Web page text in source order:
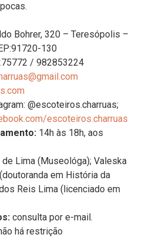
Bohrer, 320 – Teresópolis –
91720-130
/ 982853224
@escoteiros.charruas;
escoteiros.charruas
14h às 18h, aos
Lima (Museológa); Valeska
doutoranda em História da
Reis Lima (licenciado em
: consulta por e-mail.
há restrição